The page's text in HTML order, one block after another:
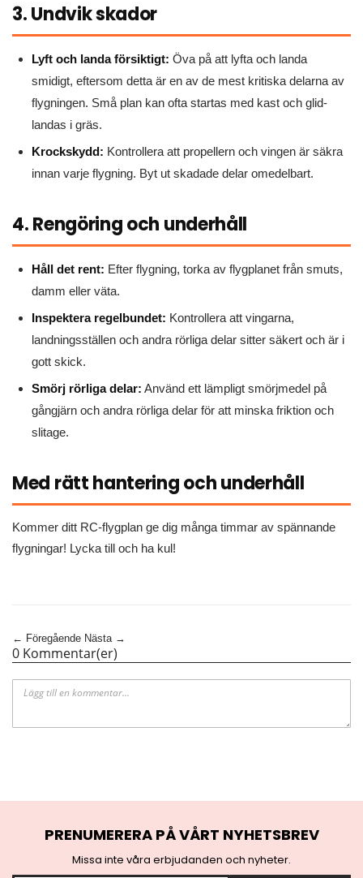
3. Undvik skador
Lyft och landa försiktigt: Öva på att lyfta och landa
smidigt, eftersom detta är en av de mest kritiska delarna av
flygningen. Små plan kan ofta startas med kast och glid-
landas i gräs.
Krockskydd: Kontrollera att propellern och vingen är säkra
innan varje flygning. Byt ut skadade delar omedelbart.
4. Rengöring och underhåll
Håll det rent: Efter flygning, torka av flygplanet från smuts,
damm eller väta.
Inspektera regelbundet: Kontrollera att vingarna,
landningsställen och andra rörliga delar sitter säkert och är i
gott skick.
Smörj rörliga delar: Använd ett lämpligt smörjmedel på
gångjärn och andra rörliga delar för att minska friktion och
slitage.
Med rätt hantering och underhåll
Kommer ditt RC-flygplan ge dig många timmar av spännande
flygningar! Lycka till och ha kul!
← Föregående Nästa →
0 Kommentar(er)
PRENUMERERA PÅ VÅRT NYHETSBREV
Missa inte våra erbjudanden och nyheter.